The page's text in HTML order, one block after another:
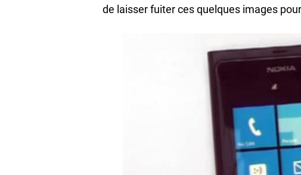
de laisser fuiter ces quelques images